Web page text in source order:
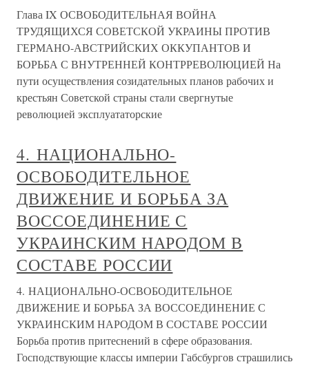
Глава IX ОСВОБОДИТЕЛЬНАЯ ВОЙНА
ТРУДЯЩИХСЯ СОВЕТСКОЙ УКРАИНЫ ПРОТИВ
ГЕРМАНО-АВСТРИЙСКИХ ОККУПАНТОВ И
БОРЬБА С ВНУТРЕННЕЙ КОНТРРЕВОЛЮЦИЕЙ На
пути осуществления созидательных планов рабочих и
крестьян Советской страны стали свергнутые
революцией эксплуататорские
4. НАЦИОНАЛЬНО-
ОСВОБОДИТЕЛЬНОЕ
ДВИЖЕНИЕ И БОРЬБА ЗА
ВОССОЕДИНЕНИЕ С
УКРАИНСКИМ НАРОДОМ В
СОСТАВЕ РОССИИ
4. НАЦИОНАЛЬНО-ОСВОБОДИТЕЛЬНОЕ
ДВИЖЕНИЕ И БОРЬБА ЗА ВОССОЕДИНЕНИЕ С
УКРАИНСКИМ НАРОДОМ В СОСТАВЕ РОССИИ
Борьба против притеснений в сфере образования.
Господствующие классы империи Габсбургов страшились